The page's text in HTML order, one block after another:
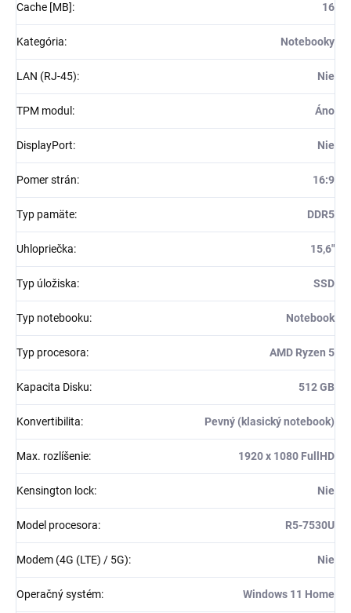
Cache [MB]: 16
Kategória: Notebooky
LAN (RJ-45): Nie
TPM modul : Áno
DisplayPort: Nie
Pomer strán: 16:9
Typ pamäte: DDR5
Uhlopriečka: 15,6"
Typ úložiska: SSD
Typ notebooku: Notebook
Typ procesora: AMD Ryzen 5
Kapacita Disku: 512 GB
Konvertibilita: Pevný (klasický notebook)
Max. rozlíšenie: 1920 x 1080 FullHD
Kensington lock: Nie
Model procesora: R5-7530U
Modem (4G (LTE) / 5G): Nie
Operačný systém: Windows 11 Home